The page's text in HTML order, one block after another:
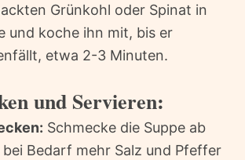
Grünkohl oder Spinat in
und koche ihn mit, bis er
etwa 2-3 Minuten.
und Servieren:
Schmecke die Suppe ab
Bedarf mehr Salz und Pfeffer